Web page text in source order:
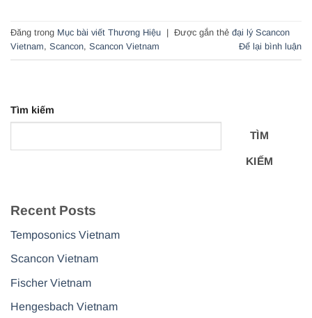
Đăng trong Mục bài viết Thương Hiệu | Được gắn thẻ đại lý Scancon
Vietnam, Scancon, Scancon Vietnam Để lại bình luận
Tìm kiếm
TÌM
KIẾM
Recent Posts
Temposonics Vietnam
Scancon Vietnam
Fischer Vietnam
Hengesbach Vietnam